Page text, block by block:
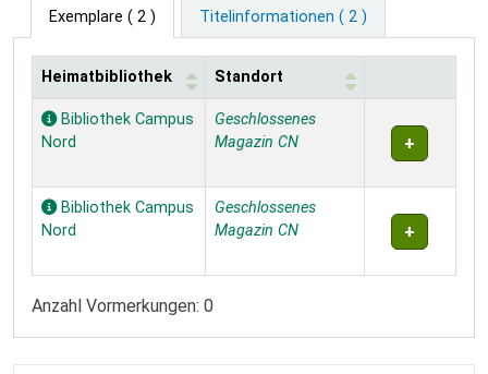
Exemplare ( 2 ) Titelinformationen ( 2 )
Exemplare
Heimatbibliothek Standort
Bibliothek Campus
Nord
Geschlossenes
Magazin CN
Bibliothek Campus
Nord
Geschlossenes
Magazin CN
Anzahl Vormerkungen: 0